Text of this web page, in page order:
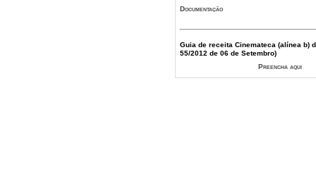
Documentação
Guia de receita Cinemateca (alínea b)
55/2012 de 06 de Setembro)
Preencha aqui